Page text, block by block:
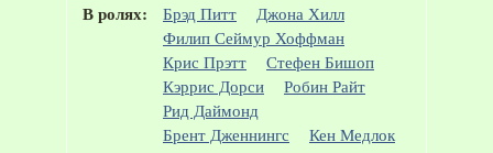
В ролях: Брэд Питт
Джона Хилл
Филип Сеймур Хоффман
Крис Прэтт
Стефен Бишоп
Кэррис Дорси
Робин Райт
Рид Даймонд
Брент Дженнингс
Кен Медлок